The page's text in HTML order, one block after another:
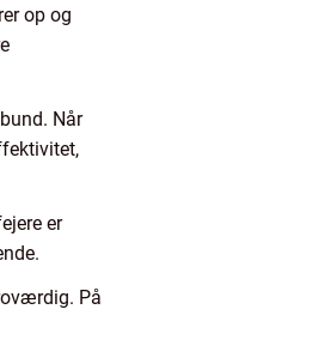
op og
Når
er
På